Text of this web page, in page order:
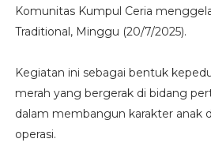
Komunitas Kumpul Ceria
Traditional, Minggu (20/7/2025).
Kegiatan ini sebagai bentuk
merah yang bergerak di bidang
dalam membangun karakter anak
operasi.